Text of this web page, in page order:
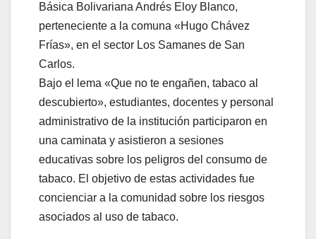
Básica Bolivariana Andrés Eloy Blanco,
perteneciente a la comuna «Hugo Chávez
Frías», en el sector Los Samanes de San
Carlos.
‎‎Bajo el lema «Que no te engañen, tabaco al
descubierto», estudiantes, docentes y personal
administrativo de la institución participaron en
una caminata y asistieron a sesiones
educativas sobre los peligros del consumo de
tabaco. El objetivo de estas actividades fue
concienciar a la comunidad sobre los riesgos
asociados al uso de tabaco.